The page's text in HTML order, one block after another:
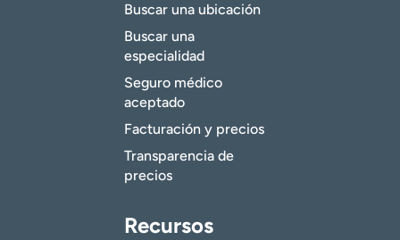
Buscar una ubicación
Buscar una
especialidad
Seguro médico
aceptado
Facturación y precios
Transparencia de
precios
Recursos